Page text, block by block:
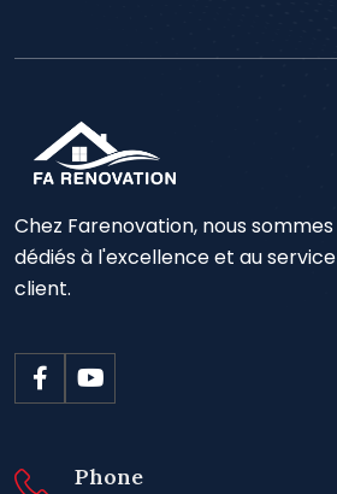
Chez Farenovation, nous sommes
dédiés à l'excellence et au service
client.
Phone